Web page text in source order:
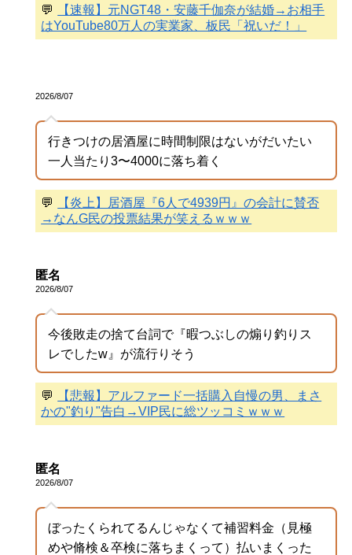
💬
【速報】元NGT48・安藤千伽奈が結婚→お相手
はYouTube80万人の実業家、板民「祝いだ！」
2026/8/07
行きつけの居酒屋に時間制限はないがだいたい
一人当たり3〜4000に落ち着く
💬
【炎上】居酒屋『6人で4939円』の会計に賛否
→なんG民の投票結果が笑えるｗｗｗ
匿名
2026/8/07
今後敗走の捨て台詞で『暇つぶしの煽り釣りス
レでしたw』が流行りそう
💬
【悲報】アルファード一括購入自慢の男、まさ
かの"釣り"告白→VIP民に総ツッコミｗｗｗ
匿名
2026/8/07
ぼったくられてるんじゃなくて補習料金（見極
めや脩検＆卒検に落ちまくって）払いまくった